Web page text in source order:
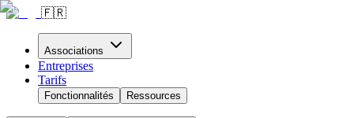
🇫🇷
Associations
Entreprises
Tarifs
Fonctionnalités Ressources